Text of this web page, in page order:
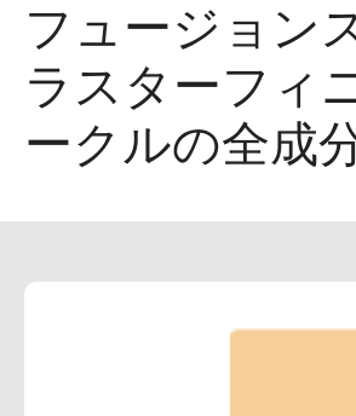
購入履歴
フュージョン
ラスターフィ
ークルの全成